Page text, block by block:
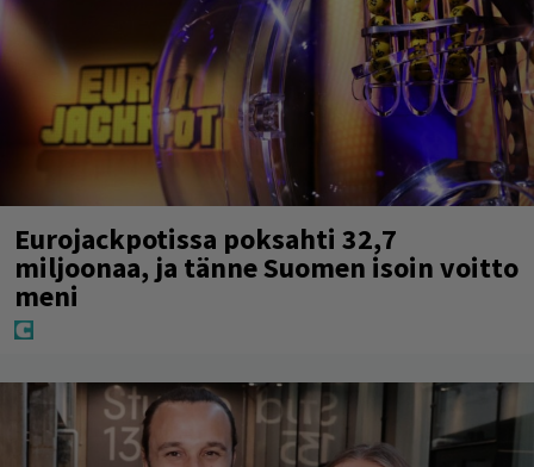
Eurojackpotissa poksahti 32,7
miljoonaa, ja tänne Suomen isoin voitto
meni